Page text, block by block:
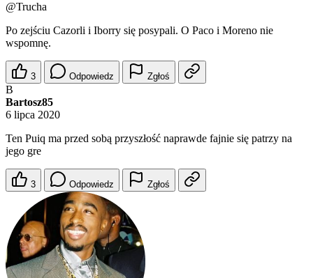
@Trucha
Po zejściu Cazorli i Iborry się posypali. O Paco i Moreno nie
wspomnę.
3 Odpowiedz Zgłoś
B
Bartosz85
6 lipca 2020
Ten Puiq ma przed sobą przyszłość naprawde fajnie się patrzy na
jego gre
3 Odpowiedz Zgłoś